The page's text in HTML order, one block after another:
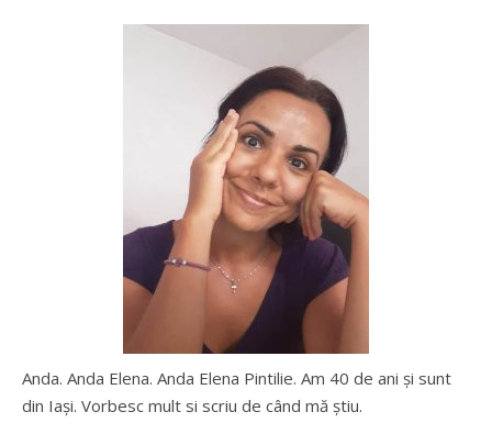
Anda. Anda Elena. Anda Elena Pintilie. Am 40 de ani şi sunt
din Iaşi. Vorbesc mult si scriu de când mă ştiu.